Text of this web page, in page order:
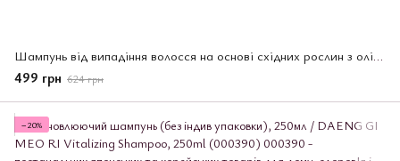
Шампунь від випадіння волосся на основі східних рослин з олією камелії (з індив упаковкою), 250мл / DAENG GI MEO RI Dlaе Soo
499 грн 624 грн
−20%